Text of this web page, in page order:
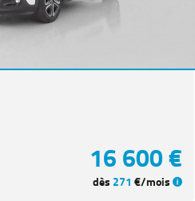
16 600 €
dès 271 €/mois